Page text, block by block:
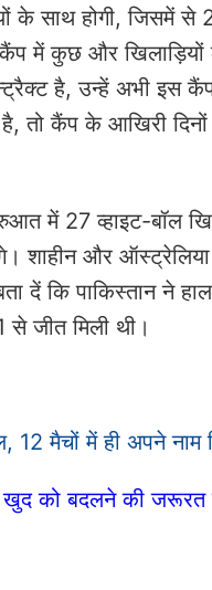
होगी, जिसमें से
में कुछ और खिलाड़ियों
है, उन्हें अभी इस
तो कैंप के आखिरी
में 27 व्हाइट-बॉल
शाहीन और
दें कि पाकिस्तान ने
जीत मिली थी।
मैचों में ही अपने नाम
को बदलने की जरूरत